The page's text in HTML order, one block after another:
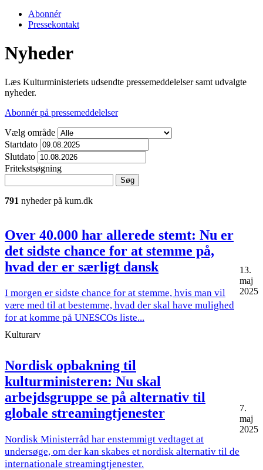
Abonnér
Pressekontakt
Nyheder
Læs Kulturministeriets udsendte pressemeddelelser samt udvalgte
nyheder.
Abonnér på pressemeddelelser
Vælg område
Startdato
Slutdato
Fritekstsøgning
791 nyheder på kum.dk
Over 40.000 har allerede stemt: Nu er
det sidste chance for at stemme på,
hvad der er særligt dansk
I morgen er sidste chance for at stemme, hvis man vil
være med til at bestemme, hvad der skal have mulighed
for at komme på UNESCOs liste...
Kulturarv
13.
maj
2025
Nordisk opbakning til
kulturministeren: Nu skal
arbejdsgruppe se på alternativ til
globale streamingtjenester
Nordisk Ministerråd har enstemmigt vedtaget at
undersøge, om der kan skabes et nordisk alternativ til de
internationale streamingtjenester.
7.
maj
2025